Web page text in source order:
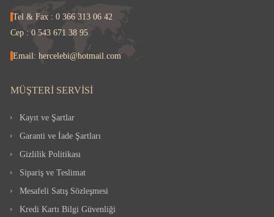
Tel & Fax : 0 366 313 06 42
Cep : 0 543 671 38 95
Email: hercelebi@hotmail.com
MÜŞTERI SERVISI
Kayıt ve Şartlar
Garanti ve İade Şartları
Gizlilik Politikası
Sipariş ve Teslimat
Mesafeli Satış Sözleşmesi
Kredi Kartı Bilgi Güvenliği